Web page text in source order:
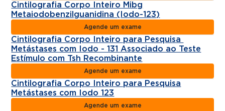
Cintilografia Corpo Inteiro Mibg
Metaiodobenzilguanidina (Iodo-123)
Agende um exame
Cintilografia Corpo Inteiro para Pesquisa
Metástases com Iodo - 131 Associado ao Teste
Estímulo com Tsh Recombinante
Agende um exame
Cintilografia Corpo Inteiro para Pesquisa
Metástases com Iodo 123
Agende um exame